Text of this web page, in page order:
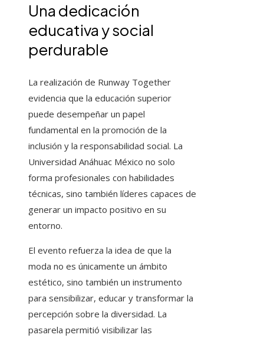
Una dedicación
educativa y social
perdurable
La realización de Runway Together
evidencia que la educación superior
puede desempeñar un papel
fundamental en la promoción de la
inclusión y la responsabilidad social. La
Universidad Anáhuac México no solo
forma profesionales con habilidades
técnicas, sino también líderes capaces de
generar un impacto positivo en su
entorno.
El evento refuerza la idea de que la
moda no es únicamente un ámbito
estético, sino también un instrumento
para sensibilizar, educar y transformar la
percepción sobre la diversidad. La
pasarela permitió visibilizar las